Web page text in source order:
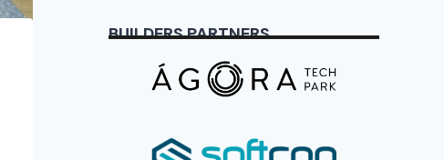
BUILDERS PARTNERS